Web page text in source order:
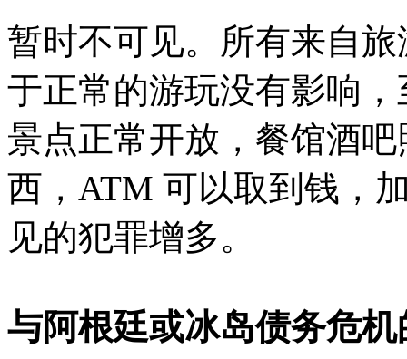
暂时不可见。所有来自
于正常的游玩没有影响
景点正常开放，餐馆酒
西，ATM 可以取到钱，
见的犯罪增多。
与阿根廷或冰岛债务危